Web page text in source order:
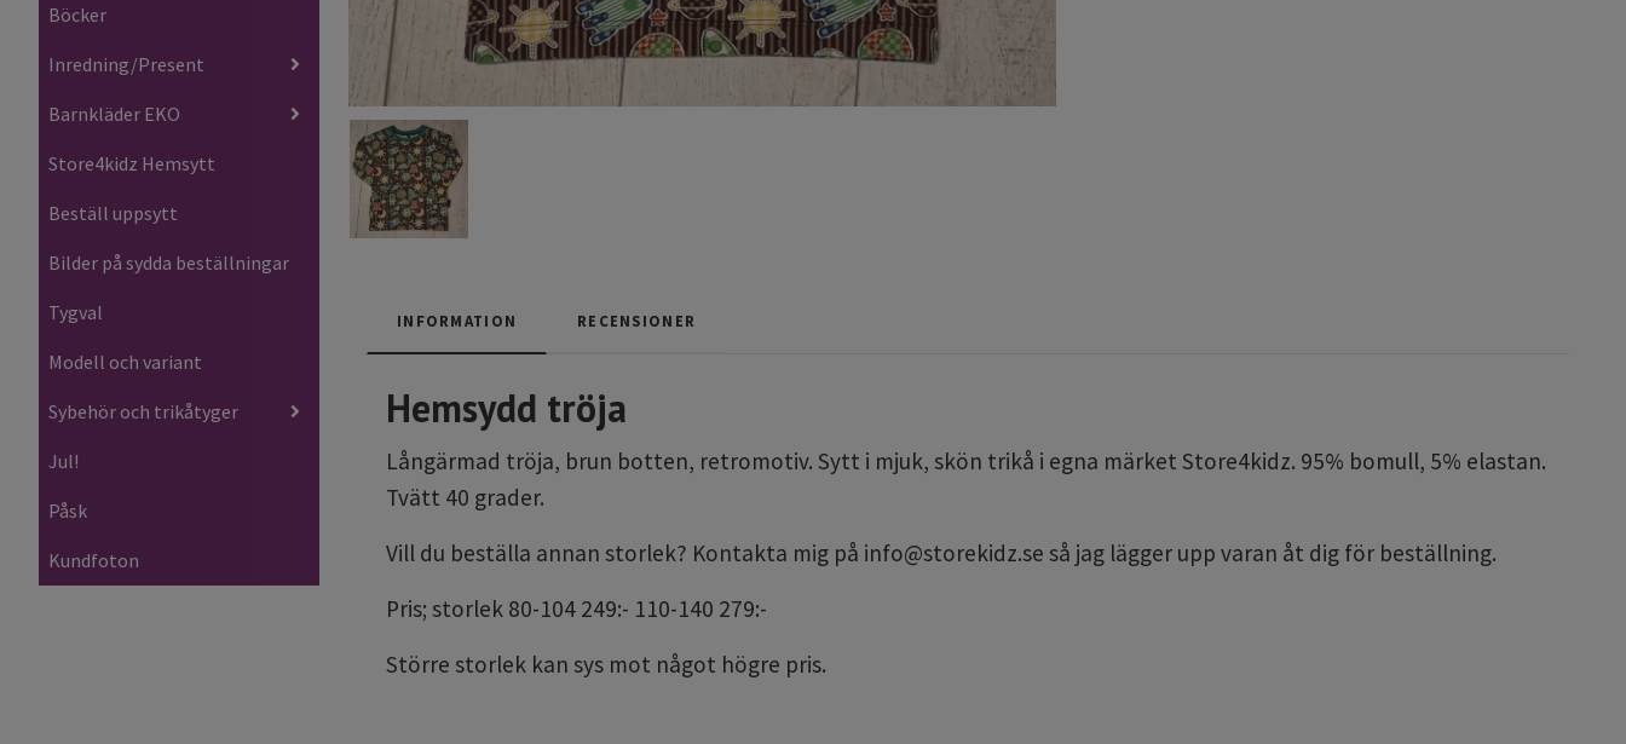
Böcker
Inredning/Present
Barnkläder EKO
Store4kidz Hemsytt
Beställ uppsytt
Bilder på sydda beställningar
Tygval
Modell och variant
Sybehör och trikåtyger
Jul!
Påsk
Kundfoton
INFORMATION RECENSIONER
Hemsydd tröja
Långärmad tröja, brun botten, retromotiv. Sytt i mjuk, skön trikå i egna märket Store4kidz. 95% bomull, 5% elastan.
Tvätt 40 grader.
Vill du beställa annan storlek? Kontakta mig på info@storekidz.se så jag lägger upp varan åt dig för beställning.
Pris; storlek 80-104 249:- 110-140 279:-
Större storlek kan sys mot något högre pris.